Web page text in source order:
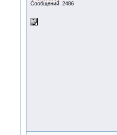
Сообщений: 2486